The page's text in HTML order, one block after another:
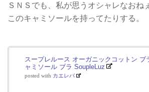
ＳＮＳでも、私が思うオシャレなおね
このキャミソールを持ってたりする。
スープレルース オーガニックコットン ブ
ャミソール ブラ SoupleLuz
posted with カエレバ